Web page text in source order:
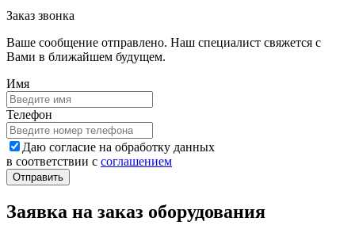
Заказ звонка
Ваше сообщение отправлено. Наш специалист свяжется с
Вами в ближайшем будущем.
Имя
Телефон
Даю согласие на обработку данных
в соответствии с соглашением
Заявка на заказ оборудования